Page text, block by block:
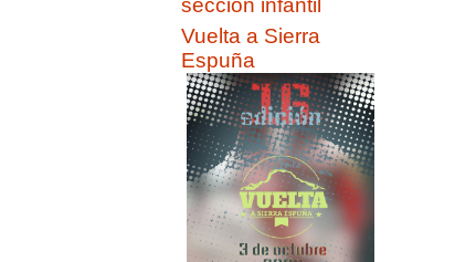
sección infantil
Vuelta a Sierra
Espuña